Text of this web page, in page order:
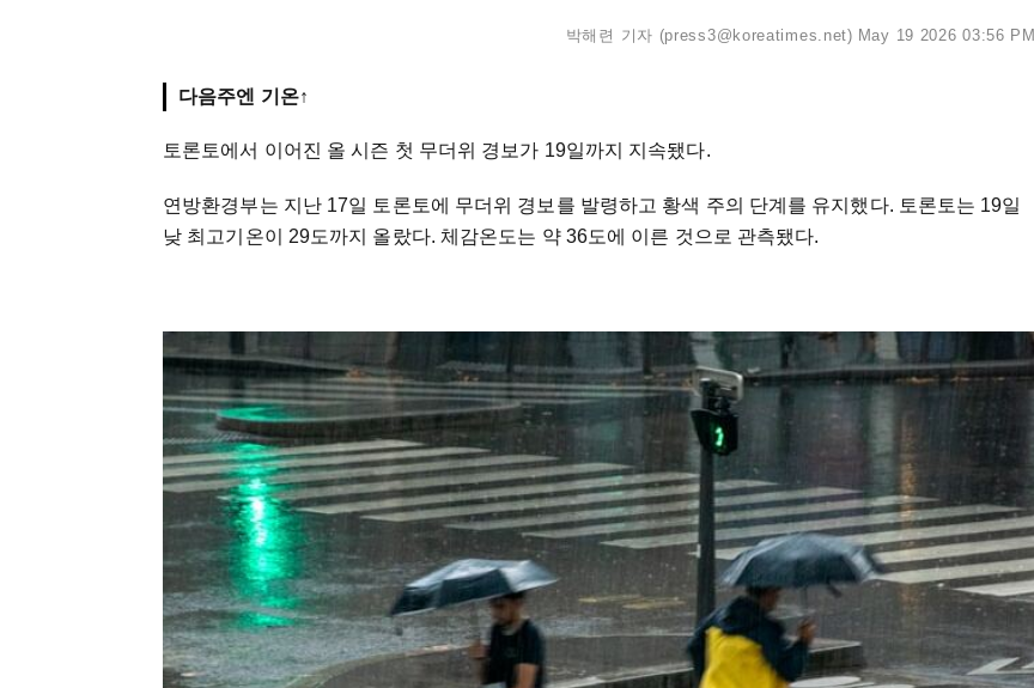
박해련 기자 (press3@koreatimes.net) May 19 2026 03:56 PM
다음주엔 기온↑
토론토에서 이어진 올 시즌 첫 무더위 경보가 19일까지 지속됐다.
연방환경부는 지난 17일 토론토에 무더위 경보를 발령하고 황색 주의 단계를 유지했다. 토론토는 19일
낮 최고기온이 29도까지 올랐다. 체감온도는 약 36도에 이른 것으로 관측됐다.